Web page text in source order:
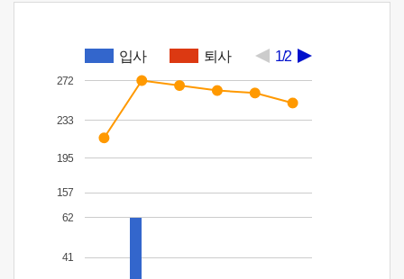
입사 퇴사 1/2
41
62
157
195
233
272